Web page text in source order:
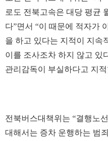
로도 전북고속은 대당 평균
다”면서 “이 때문에 적자가
을 하고 있다는 지적이 지속
이를 조사조차 하지 않고 있
관리감독이 부실하다고 지
전북버스대책위는 “결행노
대해서는 증차 운행하는 범